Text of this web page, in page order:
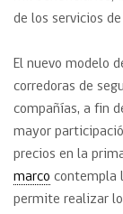
de los servicios
El nuevo modelo
corredoras de
compañías, a fin
mayor
precios en la
marco contempla
permite realizar